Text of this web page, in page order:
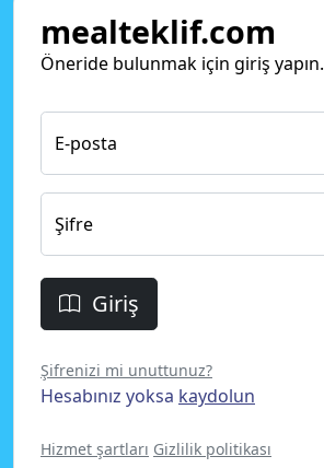
mealteklif.com
Öneride bulunmak için giriş yapın.
E-posta
Şifre
Giriş
Şifrenizi mi unuttunuz?
Hesabınız yoksa kaydolun
Hizmet şartları Gizlilik politikası